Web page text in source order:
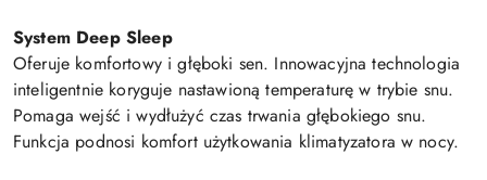
System Deep Sleep
Oferuje komfortowy i głęboki sen. Innowacyjna technologia
inteligentnie koryguje nastawioną temperaturę w trybie snu.
Pomaga wejść i wydłużyć czas trwania głębokiego snu.
Funkcja podnosi komfort użytkowania klimatyzatora w nocy.